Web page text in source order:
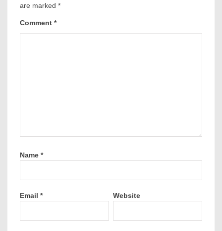
are marked *
Comment *
Name *
Email * Website